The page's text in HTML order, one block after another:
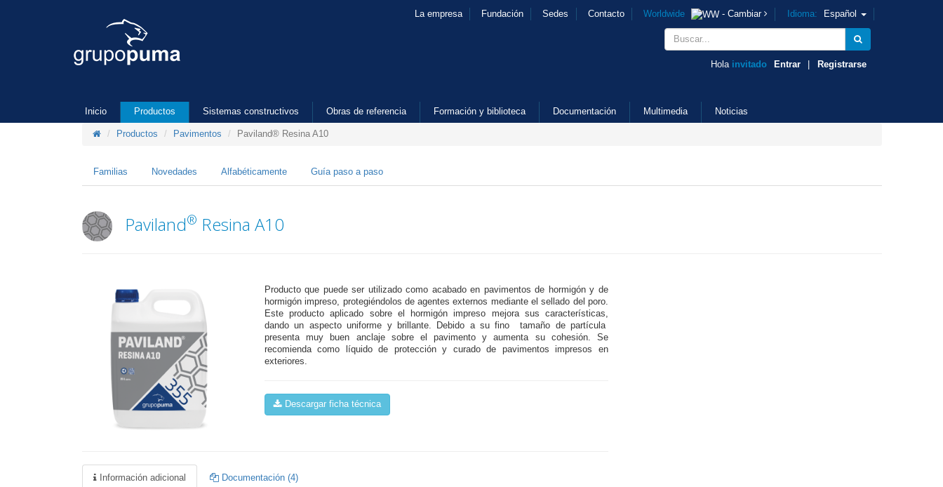
La empresa Fundación Sedes Contacto Worldwide - Cambiar Idioma: Español
Hola invitado Entrar Registrarse
Inicio Productos Sistemas constructivos Obras de referencia Formación y biblioteca Documentación Multimedia Noticias
Productos Pavimentos Paviland® Resina A10
Familias Novedades Alfabéticamente Guía paso a paso
Paviland® Resina A10
Producto que puede ser utilizado como acabado en pavimentos de hormigón y de
hormigón impreso, protegiéndolos de agentes externos mediante el sellado del poro.
Este producto aplicado sobre el hormigón impreso mejora sus características,
dando un aspecto uniforme y brillante. Debido a su fino tamaño de partícula
presenta muy buen anclaje sobre el pavimento y aumenta su cohesión. Se
recomienda como líquido de protección y curado de pavimentos impresos en
exteriores.
Descargar ficha técnica
Información adicional Documentación (4)